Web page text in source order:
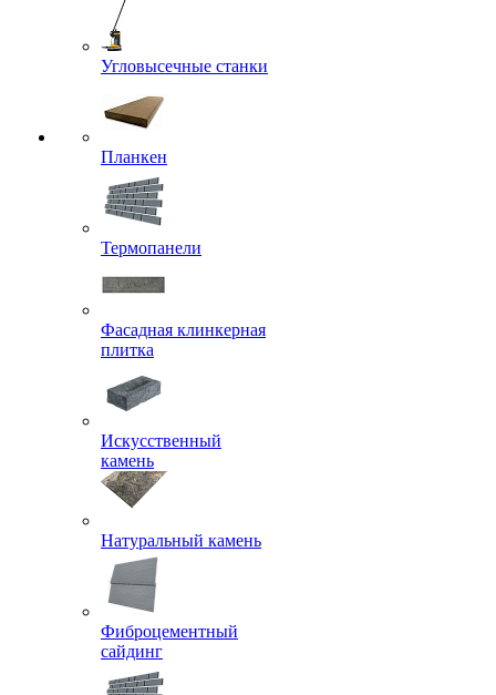
Угловысечные станки
Планкен
Термопанели
Фасадная клинкерная
плитка
Искусственный
камень
Натуральный камень
Фиброцементный
сайдинг